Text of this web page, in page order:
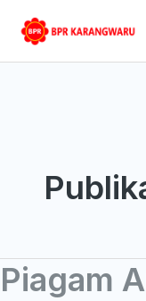
content
Piagam
Piagam